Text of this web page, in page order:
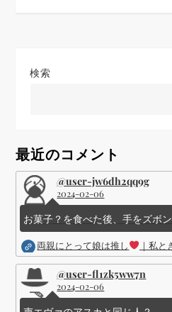
ー
ョ
ン
検索
最近のコメント
@user-jw6dh2qq9g
2024-02-06
お菓子？を食べた後、手をズボ
両親にとって娘は推し ｜私
@user-fl1zk5ww7n
2024-02-06